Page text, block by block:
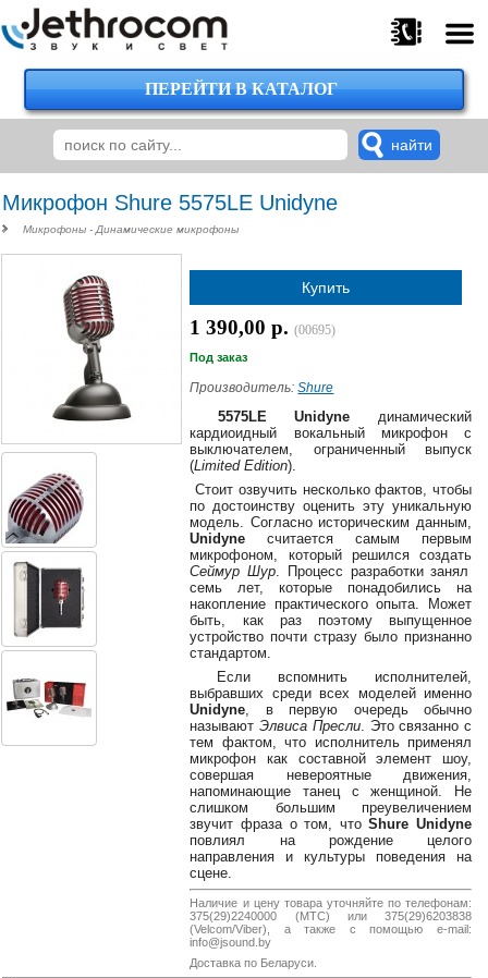
375
224-
00-
375
29
38-
38
8
0162
25-
38
jsound.by
jsoundby
ПЕРЕЙТИ В КАТАЛОГ
Микрофон Shure 5575LE Unidyne
Микрофоны - Динамические микрофоны
Купить
1 390,00 р.(00695)
Под заказ
Производитель:Shure
5575LE Unidyne динамический
кардиоидный вокальный микрофон с
выключателем, ограниченный выпуск
(Limited Edition).
Стоит озвучить несколько фактов, чтобы
по достоинству оценить эту уникальную
модель. Согласно историческим данным,
Unidyne считается самым первым
микрофоном, который решился создать
Сеймур Шур. Процесс разработки занял
семь лет, которые понадобились на
накопление практического опыта. Может
быть, как раз поэтому выпущенное
устройство почти стразу было признанно
стандартом.
Если вспомнить исполнителей,
выбравших среди всех моделей именно
Unidyne, в первую очередь обычно
называютЭлвиса Пресли. Это связанно с
тем фактом, что исполнитель применял
микрофон как составной элемент шоу,
совершая невероятные движения,
напоминающие танец с женщиной. Не
слишком большим преувеличением
звучит фраза о том, чтоShure Unidyne
повлиял на рождение целого
направления и культуры поведения на
сцене.
Наличие и цену товара уточняйте по телефонам:
375(29)2240000 (МТС) или 375(29)6203838
(Velcom/Viber), а также с помощью e-mail:
info@jsound.by
Доставка по Беларуси.